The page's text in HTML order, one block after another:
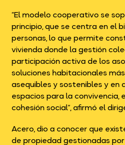
“El modelo cooperativo se
principio, que se centra en el
personas, lo que permite
vivienda donde la gestión
participación activa de los
soluciones habitacionales
asequibles y sostenibles y en
espacios para la convivencia,
cohesión social”, afirmó el
Acero, dio a conocer que
de propiedad gestionadas